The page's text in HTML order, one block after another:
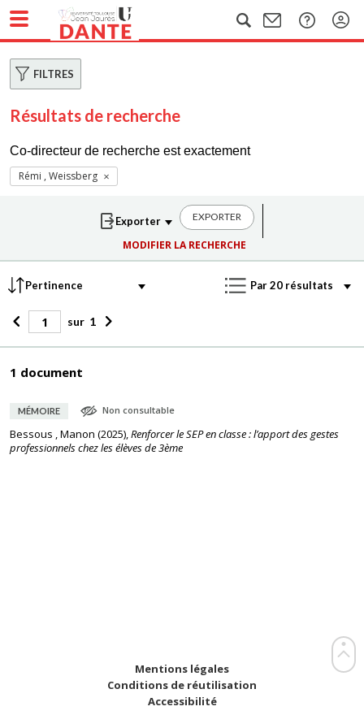
FILTRES
Résultats de recherche
Co-directeur de recherche est exactement
Rémi , Weissberg
EXPORTER
MODIFIER LA RECHERCHE
sur 1
1 document
MÉMOIRE Non consultable
Bessous , Manon (2025),Renforcer le SEP en classe : l’apport des gestes
professionnels chez les élèves de 3ème
Mentions légales
Conditions de réutilisation
Accessibilité